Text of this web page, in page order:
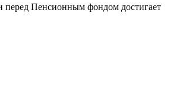
перед Пенсионным фондом достигает